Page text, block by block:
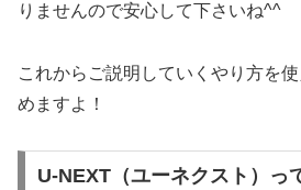
りませんので安心して下さいね^^
これからご説明していくやり方を
めますよ！
U-NEXT（ユーネクスト）っ